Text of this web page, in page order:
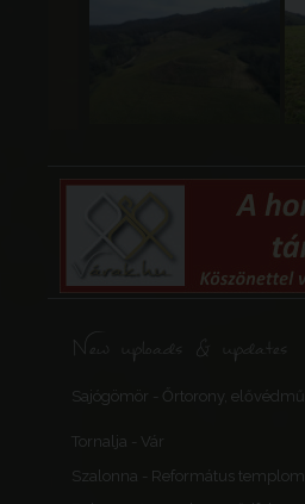
New uploads & updates
Sajógömör - Őrtorony, elővédmű
Tornalja - Vár
Szalonna - Református templom